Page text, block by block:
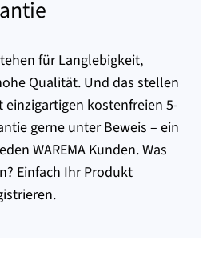
für Langlebigkeit,
Qualität. Und das stellen
kostenfreien 5-
gerne unter Beweis – ein
WAREMA Kunden. Was
Einfach Ihr Produkt